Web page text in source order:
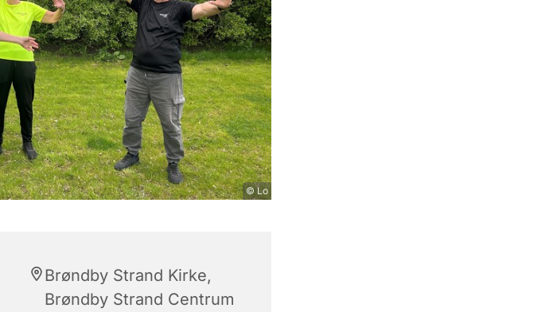
© Lo
Brøndby Strand Kirke,
Brøndby Strand Centrum